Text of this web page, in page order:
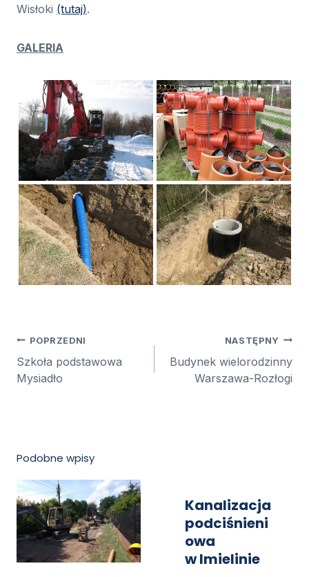
Wisłoki (tutaj).
GALERIA
Nawigacja
wpisu
POPRZEDNI
Szkoła podstawowa
Mysiadło
NASTĘPNY
Budynek wielorodzinny
Warszawa-Rozłogi
Podobne wpisy
Kanalizacja
podciśnieni
owa
w Imielinie